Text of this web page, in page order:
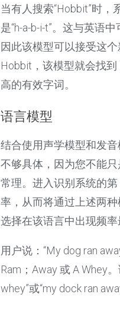
当有人搜索“Hobbit”时，
是“h-a-b-i-t”。这与英语
因此该模型可以接受这
Hobbit，该模型就会找
高的有效字词。
语言模型
结合使用声学模型和发
不够具体，因为您不能
常理。进入识别系统的
率，从而将通过上述两
选择在该语言中出现频率
用户说：“My dog ran
Ram；Away 或 A Whey
whey”或“my dock ran